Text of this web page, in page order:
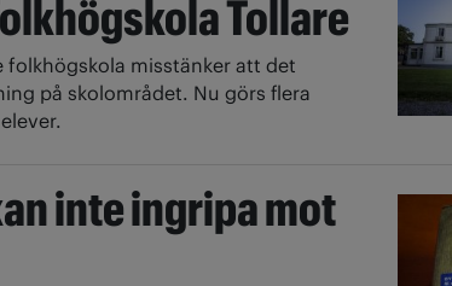
Tollare
folkhögskola misstänker att det
på skolområdet. Nu görs flera
inte ingripa mot